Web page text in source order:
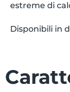
estreme di
Disponibili in